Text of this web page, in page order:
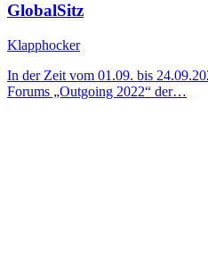
GlobalSitz
Klapphocker
In der Zeit vom 01.09. bis
Forums „Outgoing 2022“ der…